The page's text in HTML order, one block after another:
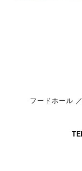
フードホール